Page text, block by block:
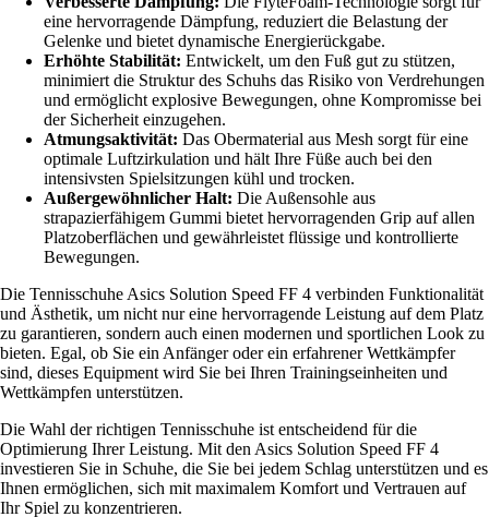
eine hervorragende Dämpfung, reduziert die Belastung der
Gelenke und bietet dynamische Energierückgabe.
Erhöhte Stabilität: Entwickelt, um den Fuß gut zu stützen,
minimiert die Struktur des Schuhs das Risiko von Verdrehungen
und ermöglicht explosive Bewegungen, ohne Kompromisse bei
der Sicherheit einzugehen.
Atmungsaktivität: Das Obermaterial aus Mesh sorgt für eine
optimale Luftzirkulation und hält Ihre Füße auch bei den
intensivsten Spielsitzungen kühl und trocken.
Außergewöhnlicher Halt: Die Außensohle aus
strapazierfähigem Gummi bietet hervorragenden Grip auf allen
Platzoberflächen und gewährleistet flüssige und kontrollierte
Bewegungen.
Die Tennisschuhe Asics Solution Speed FF 4 verbinden Funktionalität
und Ästhetik, um nicht nur eine hervorragende Leistung auf dem Platz
zu garantieren, sondern auch einen modernen und sportlichen Look zu
bieten. Egal, ob Sie ein Anfänger oder ein erfahrener Wettkämpfer
sind, dieses Equipment wird Sie bei Ihren Trainingseinheiten und
Wettkämpfen unterstützen.
Die Wahl der richtigen Tennisschuhe ist entscheidend für die
Optimierung Ihrer Leistung. Mit den Asics Solution Speed FF 4
investieren Sie in Schuhe, die Sie bei jedem Schlag unterstützen und es
Ihnen ermöglichen, sich mit maximalem Komfort und Vertrauen auf
Ihr Spiel zu konzentrieren.